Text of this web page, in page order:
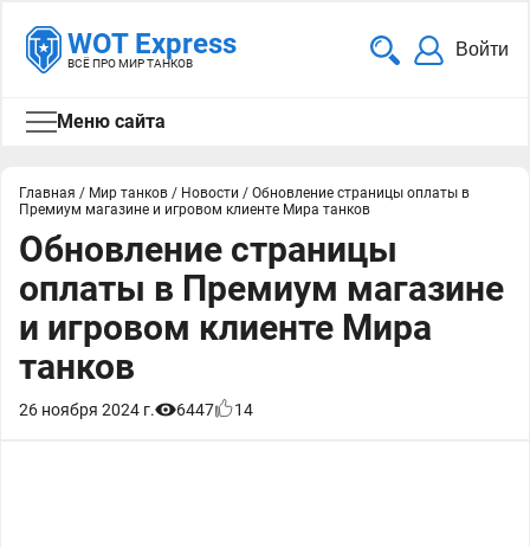
WOT Express
ВСЁ ПРО МИР ТАНКОВ
Войти
Меню сайта
Главная / Мир танков / Новости / Обновление страницы оплаты в
Премиум магазине и игровом клиенте Мира танков
Обновление страницы
оплаты в Премиум магазине
и игровом клиенте Мира
танков
26 ноября 2024 г. 6447 14